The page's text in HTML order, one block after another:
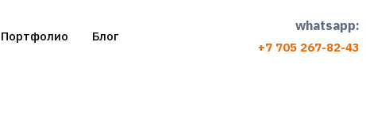
Портфолио Блог
whatsapp:
+7 705 267-82-43